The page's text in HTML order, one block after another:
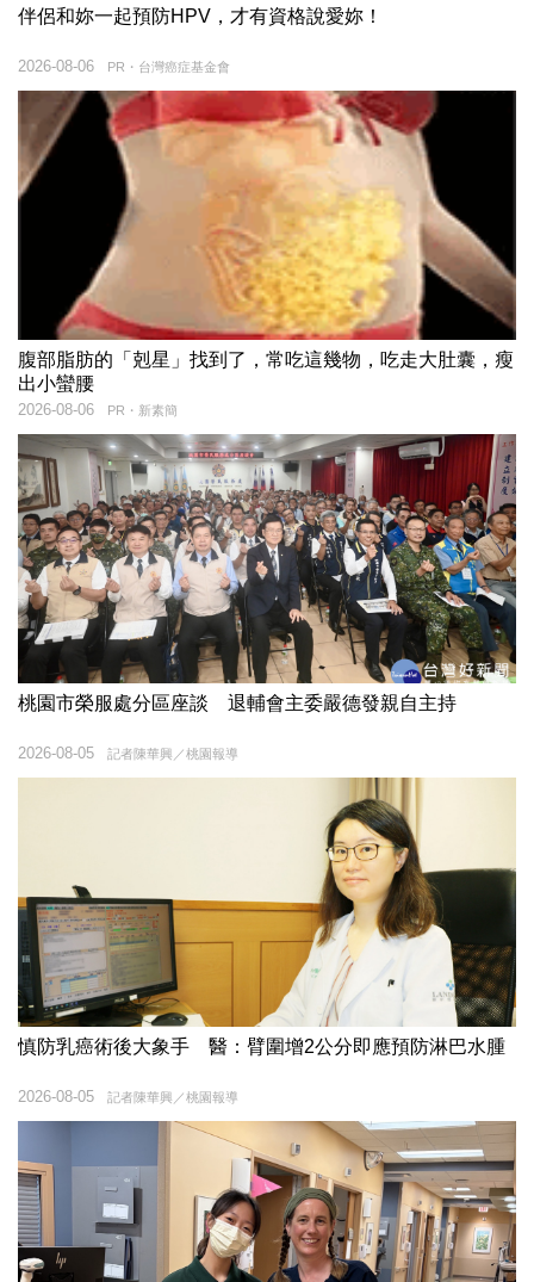
伴侶和妳一起預防HPV，才有資格說愛妳！
PR・台灣癌症基金會
2026-08-06
腹部脂肪的「剋星」找到了，常吃這幾物，吃走大肚囊，瘦
出小蠻腰
PR・新素簡
2026-08-06
桃園市榮服處分區座談 退輔會主委嚴德發親自主持
記者陳華興／桃園報導
2026-08-05
慎防乳癌術後大象手 醫：臂圍增2公分即應預防淋巴水腫
記者陳華興／桃園報導
2026-08-05